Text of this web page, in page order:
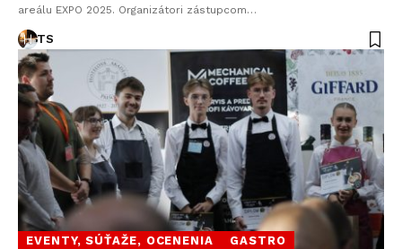
areálu EXPO 2025. Organizátori zástupcom…
TS
EVENTY, SÚŤAŽE, OCENENIA
GASTRO